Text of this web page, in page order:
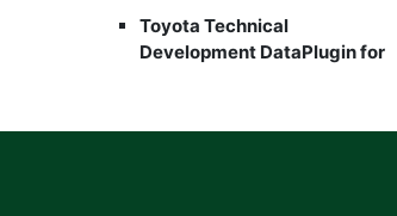
Toyota Technical
Development DataPlugin for